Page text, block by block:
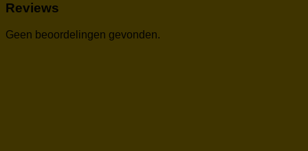
Reviews
Geen beoordelingen gevonden.